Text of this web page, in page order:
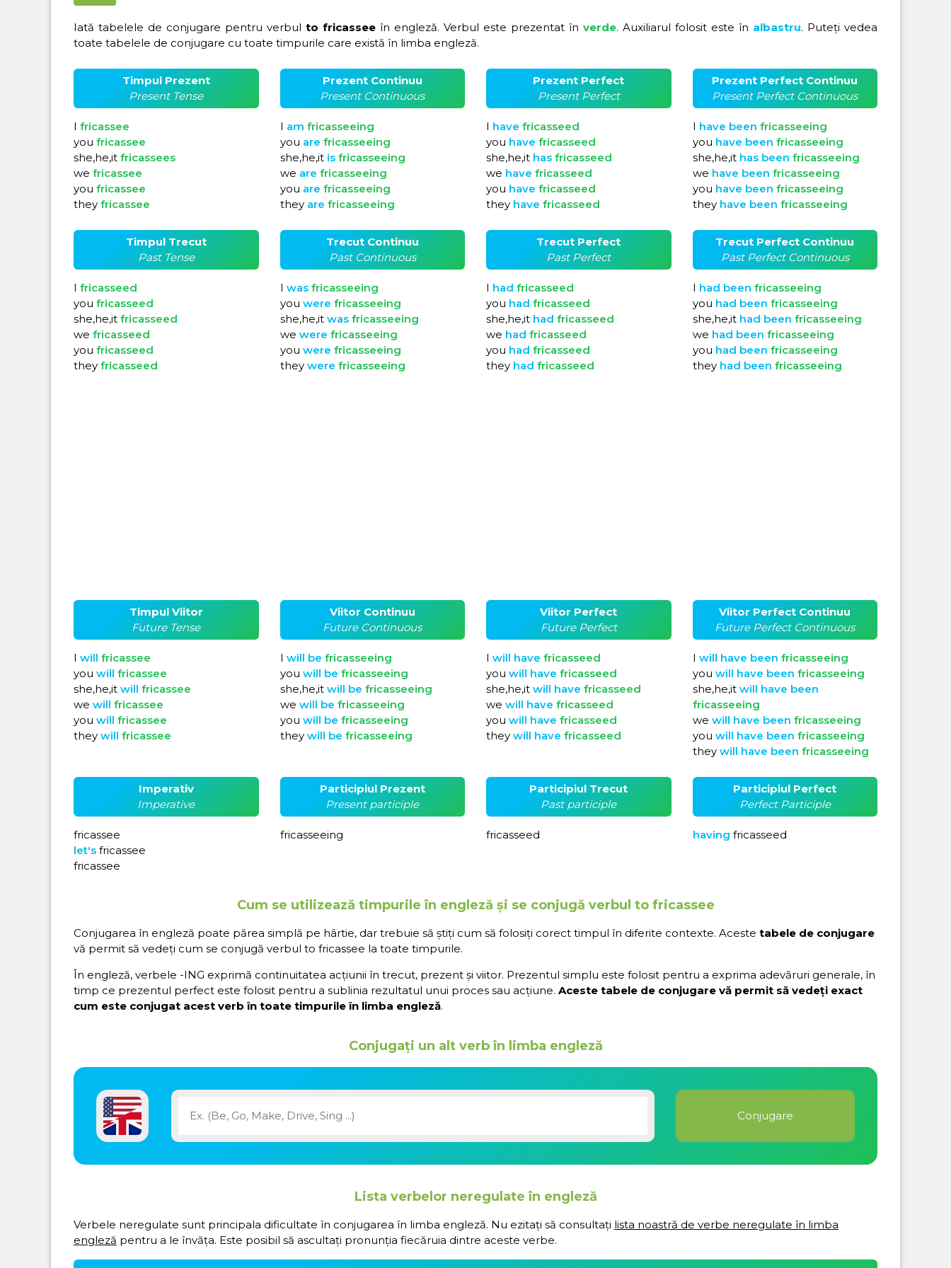
Iată tabelele de conjugare pentru verbul to fricassee în engleză. Verbul este prezentat în verde. Auxiliarul folosit este în albastru. Puteți vedea
toate tabelele de conjugare cu toate timpurile care există în limba engleză.
Timpul Prezent
Present Tense
I fricassee
you fricassee
she,he,it fricassees
we fricassee
you fricassee
they fricassee
Prezent Continuu
Present Continuous
I am fricasseeing
you are fricasseeing
she,he,it is fricasseeing
we are fricasseeing
you are fricasseeing
they are fricasseeing
Prezent Perfect
Present Perfect
I have fricasseed
you have fricasseed
she,he,it has fricasseed
we have fricasseed
you have fricasseed
they have fricasseed
Prezent Perfect Continuu
Present Perfect Continuous
I have been fricasseeing
you have been fricasseeing
she,he,it has been fricasseeing
we have been fricasseeing
you have been fricasseeing
they have been fricasseeing
Timpul Trecut
Past Tense
I fricasseed
you fricasseed
she,he,it fricasseed
we fricasseed
you fricasseed
they fricasseed
Trecut Continuu
Past Continuous
I was fricasseeing
you were fricasseeing
she,he,it was fricasseeing
we were fricasseeing
you were fricasseeing
they were fricasseeing
Trecut Perfect
Past Perfect
I had fricasseed
you had fricasseed
she,he,it had fricasseed
we had fricasseed
you had fricasseed
they had fricasseed
Trecut Perfect Continuu
Past Perfect Continuous
I had been fricasseeing
you had been fricasseeing
she,he,it had been fricasseeing
we had been fricasseeing
you had been fricasseeing
they had been fricasseeing
Timpul Viitor
Future Tense
I will fricassee
you will fricassee
she,he,it will fricassee
we will fricassee
you will fricassee
they will fricassee
Viitor Continuu
Future Continuous
I will be fricasseeing
you will be fricasseeing
she,he,it will be fricasseeing
we will be fricasseeing
you will be fricasseeing
they will be fricasseeing
Viitor Perfect
Future Perfect
I will have fricasseed
you will have fricasseed
she,he,it will have fricasseed
we will have fricasseed
you will have fricasseed
they will have fricasseed
Viitor Perfect Continuu
Future Perfect Continuous
I will have been fricasseeing
you will have been fricasseeing
she,he,it will have been
fricasseeing
we will have been fricasseeing
you will have been fricasseeing
they will have been fricasseeing
Imperativ
Imperative
fricassee
let's fricassee
fricassee
Participiul Prezent
Present participle
fricasseeing
Participiul Trecut
Past participle
fricasseed
Participiul Perfect
Perfect Participle
having fricasseed
Cum se utilizează timpurile în engleză și se conjugă verbul to fricassee
Conjugarea în engleză poate părea simplă pe hârtie, dar trebuie să știți cum să folosiți corect timpul în diferite contexte. Aceste tabele de conjugare
vă permit să vedeți cum se conjugă verbul to fricassee la toate timpurile.
În engleză, verbele -ING exprimă continuitatea acțiunii în trecut, prezent și viitor. Prezentul simplu este folosit pentru a exprima adevăruri generale, în
timp ce prezentul perfect este folosit pentru a sublinia rezultatul unui proces sau acțiune. Aceste tabele de conjugare vă permit să vedeți exact
cum este conjugat acest verb în toate timpurile în limba engleză.
Conjugați un alt verb în limba engleză
Lista verbelor neregulate în engleză
Verbele neregulate sunt principala dificultate în conjugarea în limba engleză. Nu ezitați să consultați lista noastră de verbe neregulate în limba
engleză pentru a le învăța. Este posibil să ascultați pronunția fiecăruia dintre aceste verbe.